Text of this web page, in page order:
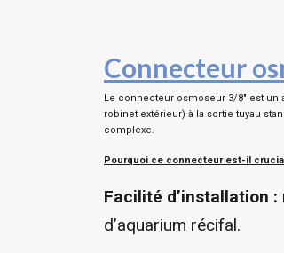
Connecteur
Le connecteur osmoseur 3/8″ est un
robinet extérieur) à la sortie tuyau
complexe.
Pourquoi ce connecteur est-il
Facilité d’installation :
d’aquarium récifal.